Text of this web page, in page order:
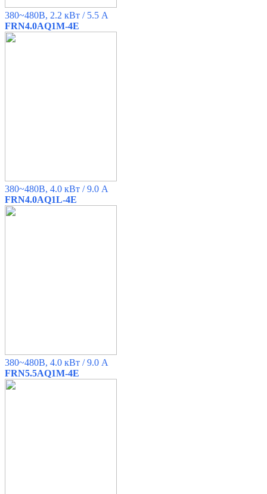
380~480B, 2.2 кВт / 5.5 A
FRN4.0AQ1M-4E
380~480B, 4.0 кВт / 9.0 A
FRN4.0AQ1L-4E
380~480B, 4.0 кВт / 9.0 A
FRN5.5AQ1M-4E